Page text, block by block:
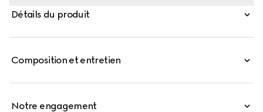
Détails du produit
Composition et entretien
Notre engagement